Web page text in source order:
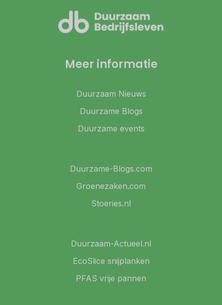
Meer informatie
Duurzaam Nieuws
Duurzame Blogs
Duurzame events
Duurzame-Blogs.com
Groenezaken.com
Stoeries.nl
Duurzaam-Actueel.nl
EcoSlice snijplanken
PFAS vrije pannen